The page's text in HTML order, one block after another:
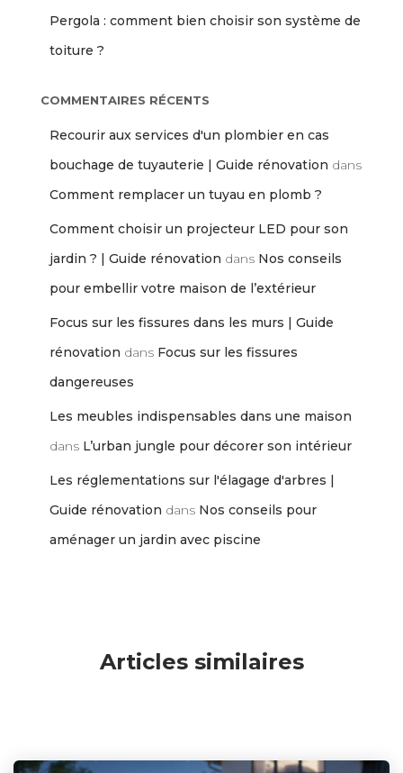
Pergola : comment bien choisir son système de
toiture ?
COMMENTAIRES RÉCENTS
Recourir aux services d'un plombier en cas
bouchage de tuyauterie | Guide rénovation dans
Comment remplacer un tuyau en plomb ?
Comment choisir un projecteur LED pour son
jardin ? | Guide rénovation dans Nos conseils
pour embellir votre maison de l’extérieur
Focus sur les fissures dans les murs | Guide
rénovation dans Focus sur les fissures
dangereuses
Les meubles indispensables dans une maison
dans L’urban jungle pour décorer son intérieur
Les réglementations sur l'élagage d'arbres |
Guide rénovation dans Nos conseils pour
aménager un jardin avec piscine
Articles similaires